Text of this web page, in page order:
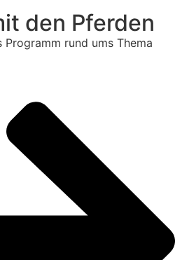
den Pferden
rund ums Thema